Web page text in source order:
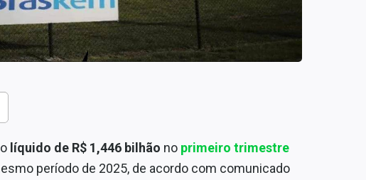
líquido de R$ 1,446 bilhão no primeiro trimestre
período de 2025, de acordo com comunicado